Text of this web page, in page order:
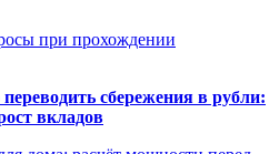
при прохождении
сбережения в рубли:
вкладов